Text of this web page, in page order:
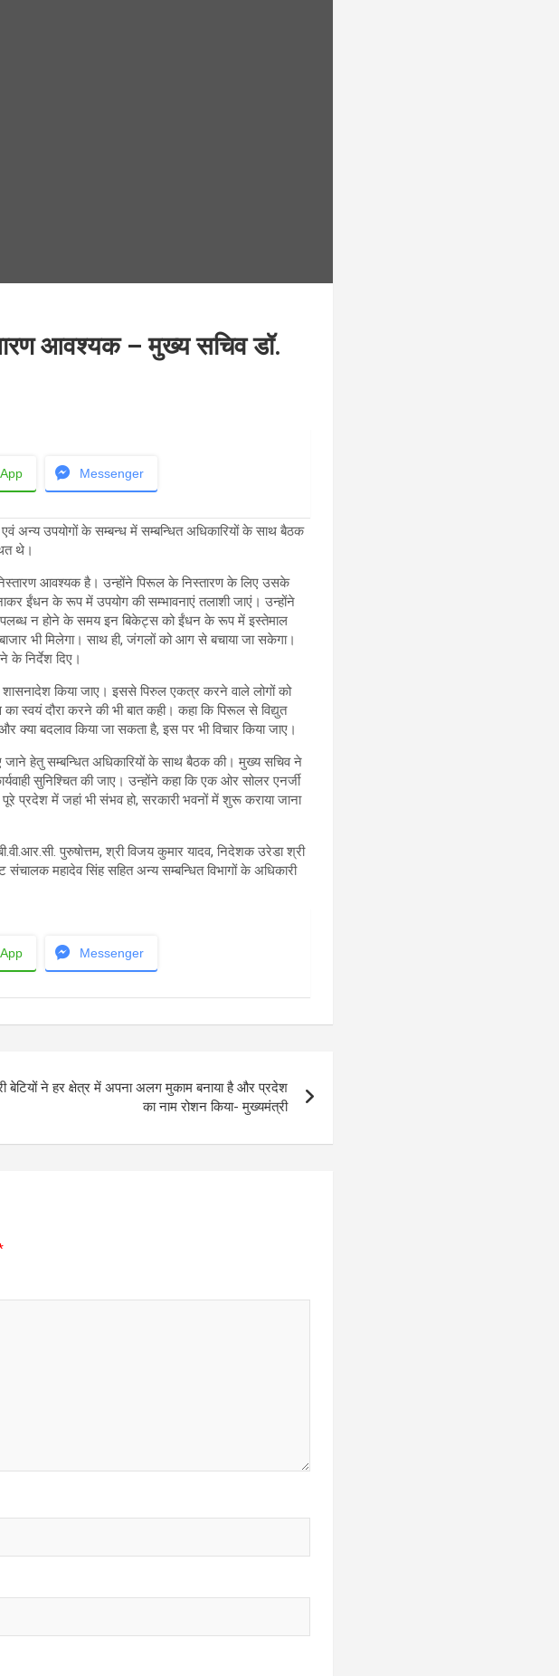
आवश्यक – मुख्य सचिव डॉ.
Messenger
अन्य उपयोगों के सम्बन्ध में सम्बन्धित अधिकारियों के साथ बैठक
थे।
आवश्यक है। उन्होंने पिरूल के निस्तारण के लिए उसके
ईंधन के रूप में उपयोग की सम्भावनाएं तलाशी जाएं। उन्होंने
न होने के समय इन बिकेट्स को ईंधन के रूप में इस्तेमाल
भी मिलेगा। साथ ही, जंगलों को आग से बचाया जा सकेगा।
के निर्देश दिए।
शासनादेश किया जाए। इससे पिरुल एकत्र करने वाले लोगों को
स्वयं दौरा करने की भी बात कही। कहा कि पिरूल से विद्युत
क्या बदलाव किया जा सकता है, इस पर भी विचार किया जाए।
हेतु सम्बन्धित अधिकारियों के साथ बैठक की। मुख्य सचिव ने
सुनिश्चित की जाए। उन्होंने कहा कि एक ओर सोलर एनर्जी
प्रदेश में जहां भी संभव हो, सरकारी भवनों में शुरू कराया जाना
पुरुषोत्तम, श्री विजय कुमार यादव, निदेशक उरेडा श्री
महादेव सिंह सहित अन्य सम्बन्धित विभागों के अधिकारी
Messenger
बेटियों ने हर क्षेत्र में अपना अलग मुकाम बनाया है और प्रदेश
का नाम रोशन किया- मुख्यमंत्री